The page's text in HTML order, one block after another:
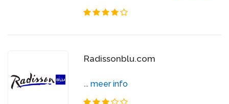
Radissonblu.com
...meer info